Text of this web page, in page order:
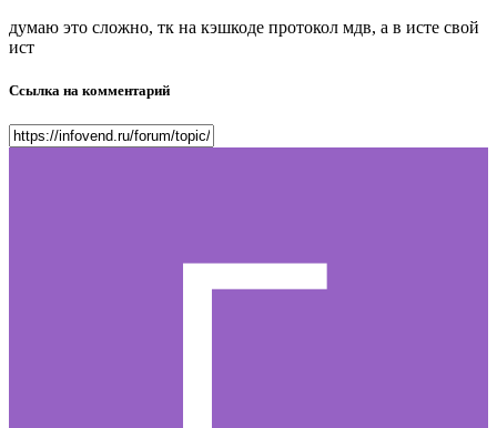
думаю это сложно, тк на кэшкоде протокол мдв, а в исте свой
ист
Ссылка на комментарий